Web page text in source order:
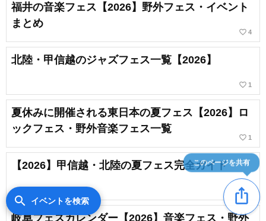
福井の音楽フェス【2026】野外フェス・イベント
まとめ
favorite_border 4
北陸・甲信越のジャズフェス一覧【2026】
favorite_border 1
夏休みに開催される東日本の夏フェス【2026】ロ
ックフェス・野外音楽フェス一覧
favorite_border 1
【2026】甲信越・北陸の夏フェス完全ガイド
岐阜フェスカレンダー【2026】音楽フェス・野外
ios_share
このページを共有
search イベントを検索